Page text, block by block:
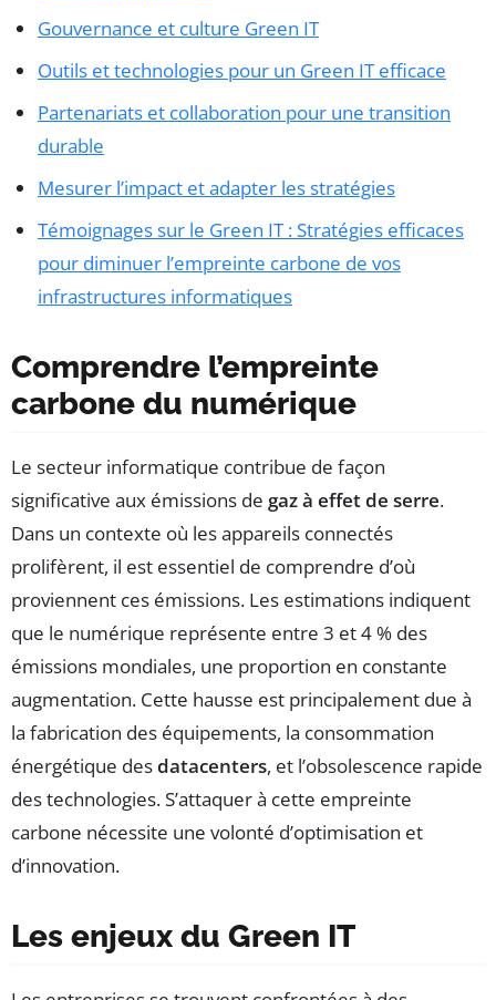
Gouvernance et culture Green IT
Outils et technologies pour un Green IT efficace
Partenariats et collaboration pour une transition
durable
Mesurer l’impact et adapter les stratégies
Témoignages sur le Green IT : Stratégies efficaces
pour diminuer l’empreinte carbone de vos
infrastructures informatiques
Comprendre l’empreinte
carbone du numérique
Le secteur informatique contribue de façon
significative aux émissions de gaz à effet de serre.
Dans un contexte où les appareils connectés
prolifèrent, il est essentiel de comprendre d’où
proviennent ces émissions. Les estimations indiquent
que le numérique représente entre 3 et 4 % des
émissions mondiales, une proportion en constante
augmentation. Cette hausse est principalement due à
la fabrication des équipements, la consommation
énergétique desdatacenters, et l’obsolescence rapide
des technologies. S’attaquer à cette empreinte
carbone nécessite une volonté d’optimisation et
d’innovation.
Les enjeux du Green IT